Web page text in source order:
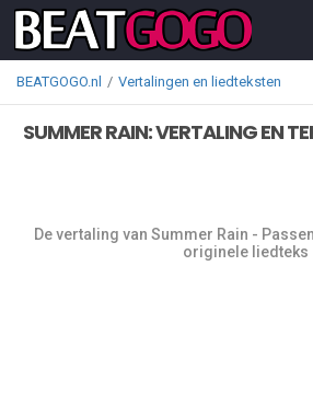
BEATGOGO.nl Vertalingen en liedteksten
SUMMER RAIN: VERTALING EN
De vertaling van Summer Rain -
originele liedteks